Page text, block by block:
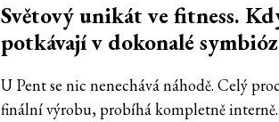
Světový unikát ve fitness.
potkávají v dokonalé
U Pent se nic nenechává náhodě. Celý
finální výrobu, probíhá kompletně